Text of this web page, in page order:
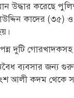
উদ্ধার করেছে
কাদের (৩৫)
দুটি গোরখাদকসহ
ব্যবসার জন্য
আলী কদম থেকে